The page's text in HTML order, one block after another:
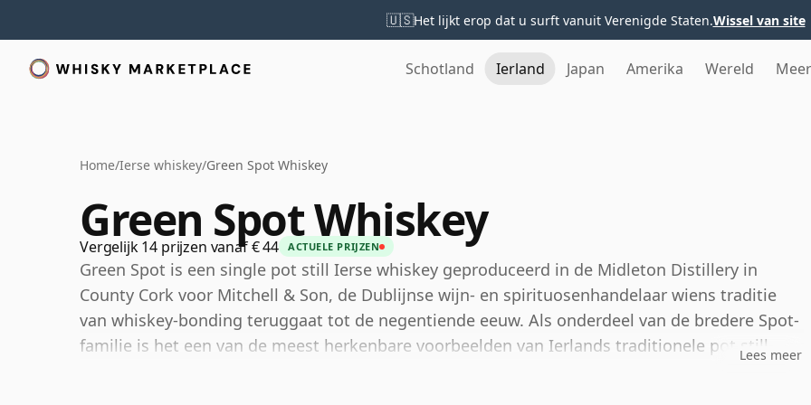
🇺🇸Het lijkt erop dat u surft vanuit Verenigde Staten.Wissel van site
Schotland Ierland Japan Amerika Wereld Meer
Home/Ierse whiskey/Green Spot Whiskey
Green Spot Whiskey
Vergelijk 14 prijzen vanaf € 44 ACTUELE PRIJZEN
Green Spot is een single pot still Ierse whiskey geproduceerd in de Midleton Distillery in
County Cork voor Mitchell & Son, de Dublijnse wijn- en spirituosenhandelaar wiens traditie
van whiskey-bonding teruggaat tot de negentiende eeuw. Als onderdeel van de bredere Spot-
familie is het een van de meest herkenbare voorbeelden van Ierlands traditionele pot still-Lees meer